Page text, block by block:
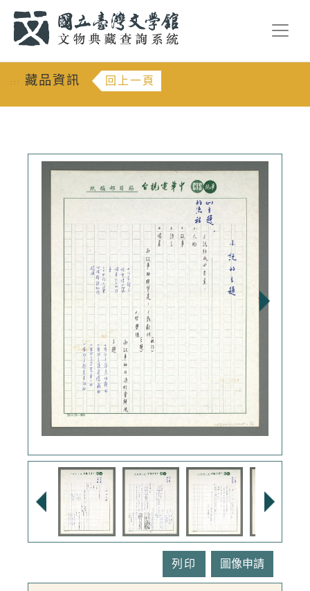
::: 藏品資訊 回上一頁
列印